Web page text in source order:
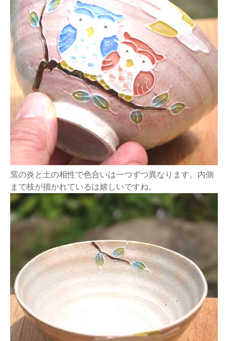
窯の炎と土の相性で色合いは一つずつ異なります。内側
まで枝が描かれているは嬉しいですね。